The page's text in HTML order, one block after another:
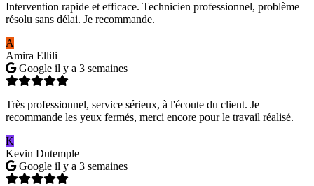
Intervention rapide et efficace. Technicien professionnel, problème
résolu sans délai. Je recommande.
A
Amira Ellili
Google il y a 3 semaines
Très professionnel, service sérieux, à l'écoute du client. Je
recommande les yeux fermés, merci encore pour le travail réalisé.
K
Kevin Dutemple
Google il y a 3 semaines